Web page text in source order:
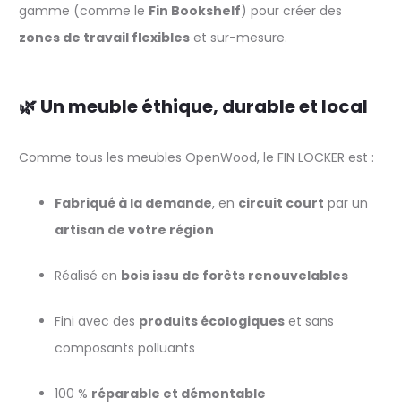
gamme (comme le Fin Bookshelf) pour créer des
zones de travail flexibles et sur-mesure.
🌿 Un meuble éthique, durable et local
Comme tous les meubles OpenWood, le FIN LOCKER est :
Fabriqué à la demande, en circuit court par un
artisan de votre région
Réalisé en bois issu de forêts renouvelables
Fini avec des produits écologiques et sans
composants polluants
100 % réparable et démontable